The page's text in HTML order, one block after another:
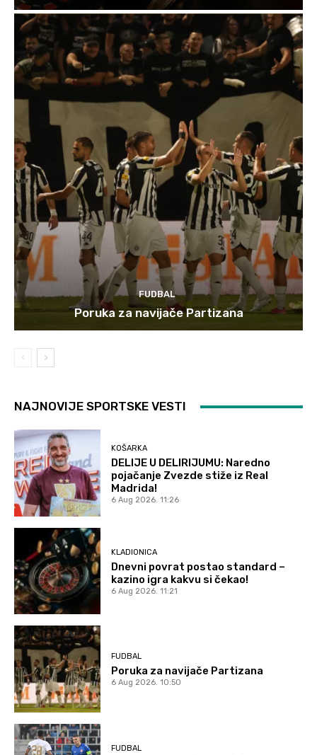
FUDBAL
Poruka za navijače Partizana
NAJNOVIJE SPORTSKE VESTI
KOŠARKA
DELIJE U DELIRIJUMU: Naredno
pojačanje Zvezde stiže iz Real
Madrida!
6 Aug 2026. 11:26
KLADIONICA
Dnevni povrat postao standard –
kazino igra kakvu si čekao!
6 Aug 2026. 11:21
FUDBAL
Poruka za navijače Partizana
6 Aug 2026. 10:50
FUDBAL